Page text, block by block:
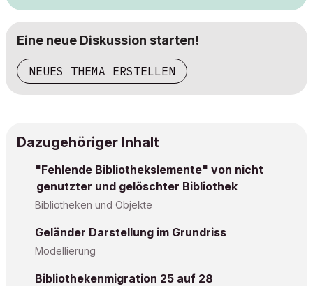
Eine neue Diskussion starten!
NEUES THEMA ERSTELLEN
Dazugehöriger Inhalt
"Fehlende Bibliothekslemente" von nicht
genutzter und gelöschter Bibliothek
Bibliotheken und Objekte
Geländer Darstellung im Grundriss
Modellierung
Bibliothekenmigration 25 auf 28